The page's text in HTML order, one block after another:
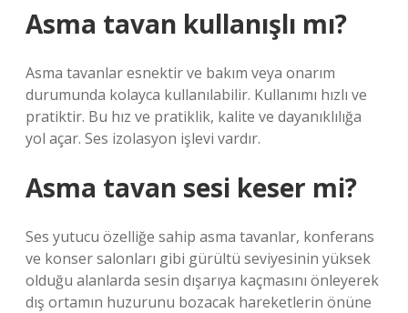
Asma tavan kullanışlı mı?
Asma tavanlar esnektir ve bakım veya onarım
durumunda kolayca kullanılabilir. Kullanımı hızlı ve
pratiktir. Bu hız ve pratiklik, kalite ve dayanıklılığa
yol açar. Ses izolasyon işlevi vardır.
Asma tavan sesi keser mi?
Ses yutucu özelliğe sahip asma tavanlar, konferans
ve konser salonları gibi gürültü seviyesinin yüksek
olduğu alanlarda sesin dışarıya kaçmasını önleyerek
dış ortamın huzurunu bozacak hareketlerin önüne